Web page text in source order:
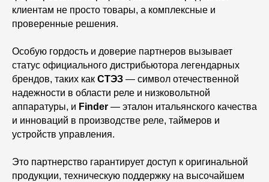
клиентам не просто товары, а комплексные и
проверенные решения.
Особую гордость и доверие партнеров вызывает
статус официального дистрибьютора легендарных
брендов, таких как СТЭЗ — символ отечественной
надежности в области реле и низковольтной
аппаратуры, и Finder — эталон итальянского качества
и инноваций в производстве реле, таймеров и
устройств управления.
Это партнерство гарантирует доступ к оригинальной
продукции, техническую поддержку на высочайшем